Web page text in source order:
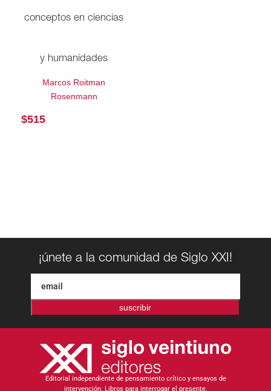
conceptos en ciencias
y humanidades
Marcos Roitman
Rosenmann
$515
¡únete a la comunidad de Siglo XXI!
suscribir
Editorial independiente de pensamiento crítico y ensayos de
intervención. Libros para interrogar el presente.